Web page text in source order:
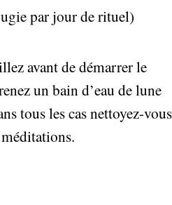
par jour de rituel)
avant de démarrer le
un bain d’eau de lune
tous les cas nettoyez-vous